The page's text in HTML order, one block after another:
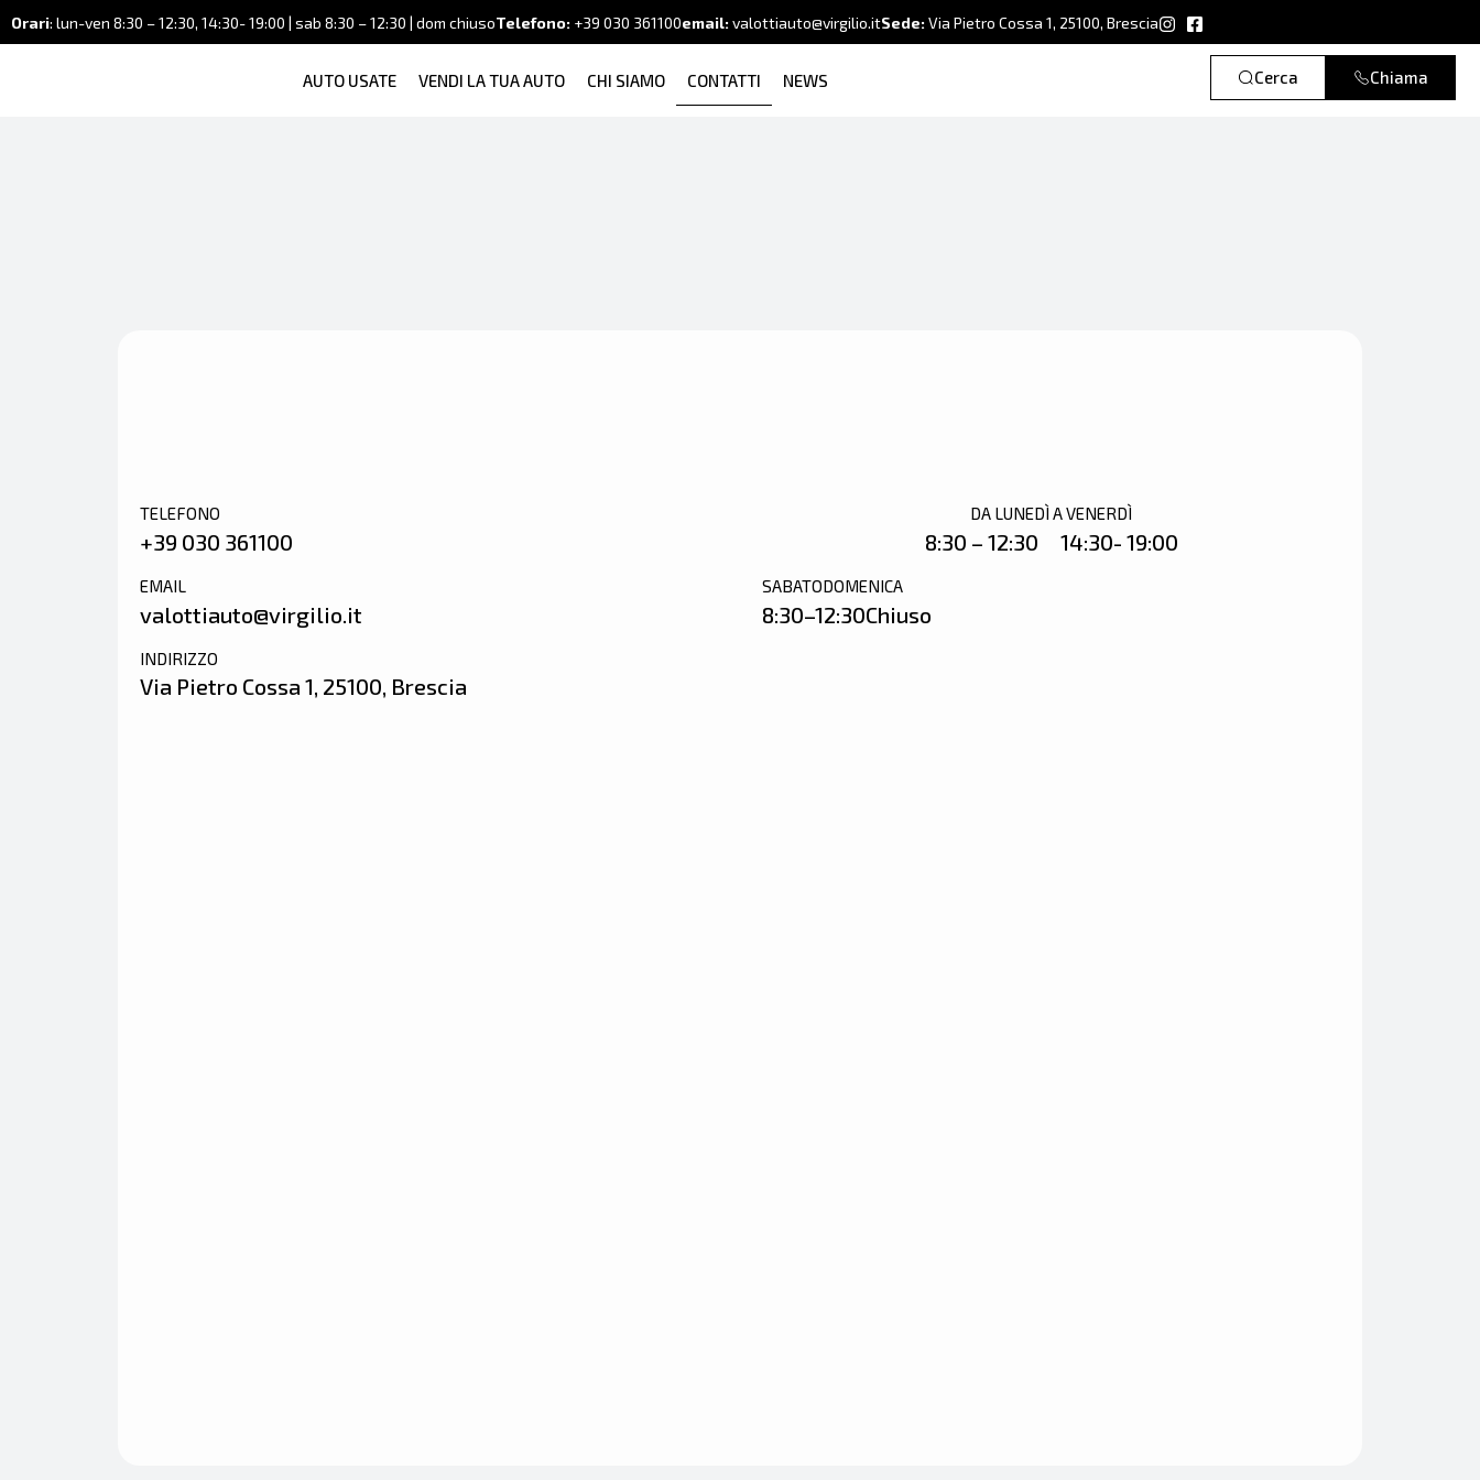
Orari: lun-ven 8:30 – 12:30, 14:30- 19:00 | sab 8:30 – 12:30 | dom chiusoTelefono: +39 030 361100email:valottiauto@virgilio.itSede:Via Pietro Cossa 1, 25100, Brescia
AUTO USATE VENDI LA TUA AUTO CHI SIAMO CONTATTI NEWS Cerca Chiama
TELEFONO
+39 030 361100
EMAIL
valottiauto@virgilio.it
INDIRIZZO
Via Pietro Cossa 1, 25100, Brescia
DA LUNEDÌ A VENERDÌ
8:30 – 12:30 14:30- 19:00
SABATODOMENICA
8:30–12:30Chiuso